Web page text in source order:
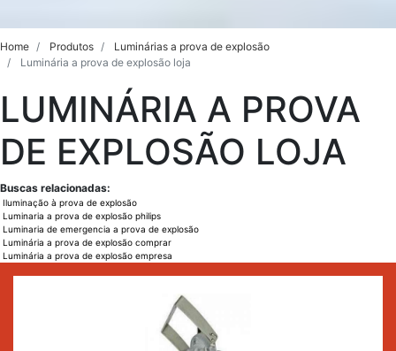
Home Produtos
Luminárias a prova de explosão
Luminária a prova de explosão loja
LUMINÁRIA A PROVA
DE EXPLOSÃO LOJA
Buscas relacionadas:
Iluminação à prova de explosão
Luminaria a prova de explosão philips
Luminaria de emergencia a prova de explosão
Luminária a prova de explosão comprar
Luminária a prova de explosão empresa